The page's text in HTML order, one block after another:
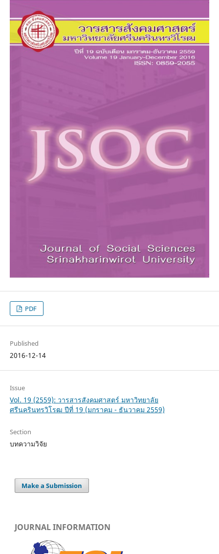
PDF
Published
2016-12-14
Issue
Vol. 19 (2559): วารสารสังคมศาสตร์ มหาวิทยาลัย
ศรีนครินทรวิโรฒ ปีที่ 19 (มกราคม - ธันวาคม 2559)
Section
บทความวิจัย
Make a Submission
JOURNAL INFORMATION